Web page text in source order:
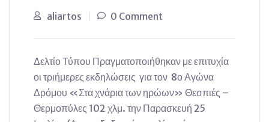
aliartos 0 Comment
Δελτίο Τύπου Πραγματοποιήθηκαν με επιτυχία
οι τριήμερες εκδηλώσεις για τον 8ο Αγώνα
Δρόμου «Στα χνάρια των ηρώων» Θεσπιές –
Θερμοπύλες 102 χλμ. την Παρασκευή 25